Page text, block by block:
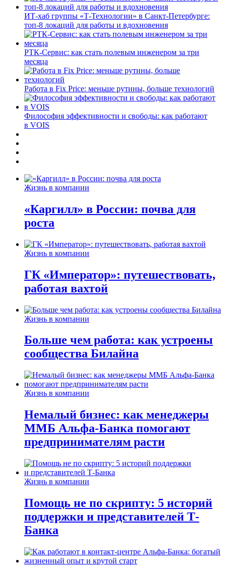
ИТ-хаб группы «Т-Технологии» в Санкт-Петербурге:
топ-8 локаций для работы и вдохновения
РТК-Сервис: как стать полевым инженером за три
месяца
Работа в Fix Price: меньше рутины, больше технологий
Философия эффективности и свободы: как работают
в VOIS
Жизнь в компании
«Каргилл» в России: почва для
роста
Жизнь в компании
ГК «Император»: путешествовать,
работая вахтой
Жизнь в компании
Больше чем работа: как устроены
сообщества Билайна
Жизнь в компании
Немалый бизнес: как менеджеры
ММБ Альфа-Банка помогают
предпринимателям расти
Жизнь в компании
Помощь не по скрипту: 5 историй
поддержки и представителей Т-
Банка